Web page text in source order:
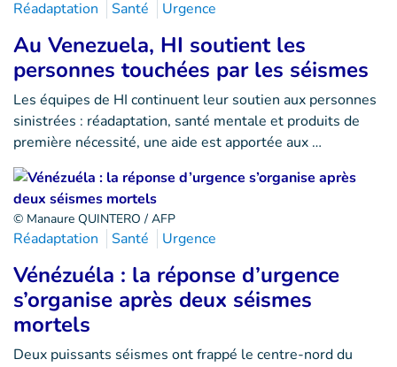
Réadaptation Santé Urgence
Au Venezuela, HI soutient les
personnes touchées par les séismes
Les équipes de HI continuent leur soutien aux personnes
sinistrées : réadaptation, santé mentale et produits de
première nécessité, une aide est apportée aux …
© Manaure QUINTERO / AFP
Réadaptation Santé Urgence
Vénézuéla : la réponse d’urgence
s’organise après deux séismes
mortels
Deux puissants séismes ont frappé le centre-nord du